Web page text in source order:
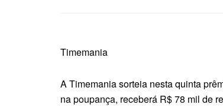
Timemania
A Timemania sorteia nesta quinta
na poupança, receberá R$ 78 mil de